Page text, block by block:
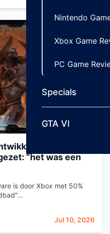
Nintendo
Xbox Game
PC Game
Specials
GTA VI
id
“het was een
is door Xbox met 50%
Jul 10, 2026